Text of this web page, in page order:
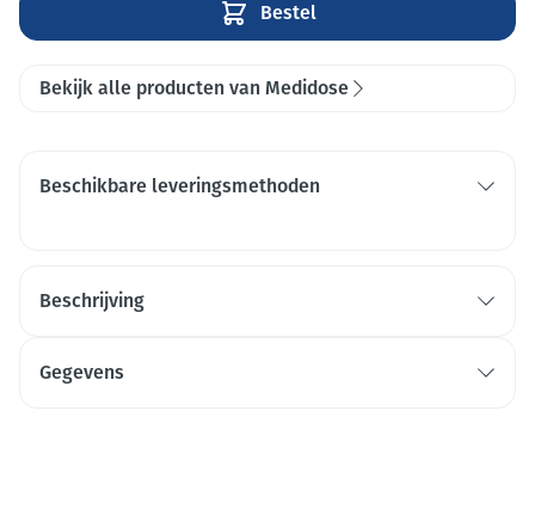
Bestel
Bekijk alle producten van Medidose
Beschikbare leveringsmethoden
Beschrijving
Gegevens